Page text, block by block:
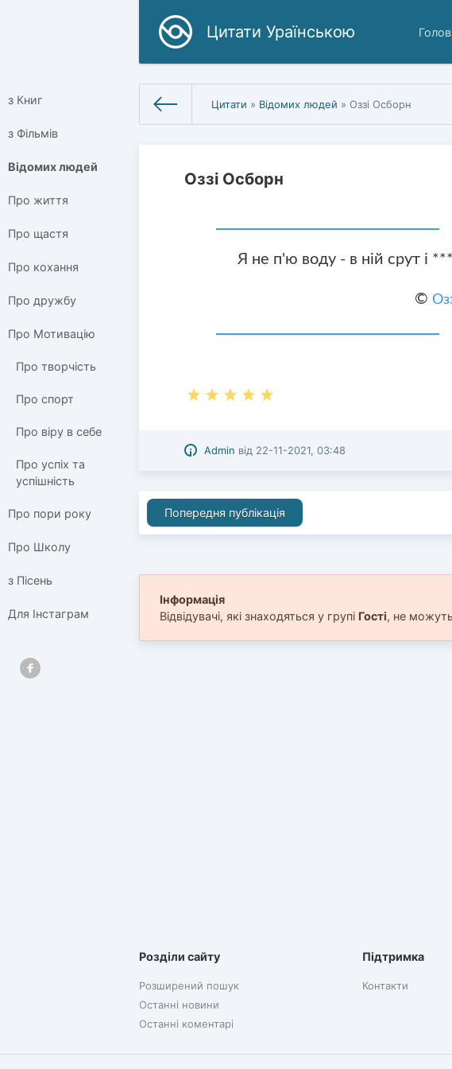
Цитати Ураїнською
з Книг
з Фільмів
Відомих людей
Про життя
Про щастя
Про кохання
Про дружбу
Про Мотивацію
Про творчість
Про спорт
Про віру в себе
Про успіх та
успішність
Про пори року
Про Школу
з Пісень
Для Інстаграм
Цитати » Відомих людей » Оззі Осборн
Оззі Осборн
Я не п'ю воду - в ній срут і
©
Admin від 22-11-2021, 03:48
Попередня публікація
Інформація
Відвідувачі, які знаходяться у групі Гості, не можуть
Розділи сайту
Розширений пошук
Останні новини
Останні коментарі
Підтримка
Контакти